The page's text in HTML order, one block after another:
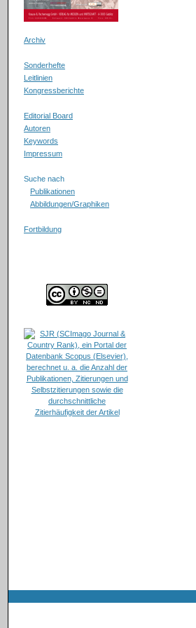
Archiv
Sonderhefte
Leitlinien
Kongressberichte
Editorial Board
Autoren
Keywords
Impressum
Suche nach
Publikationen
Abbildungen/Graphiken
Fortbildung